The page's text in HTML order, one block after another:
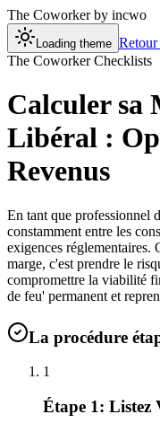
The Coworkerby incwo
Loading theme
The Coworker Checklists
Calculer sa
Libéral :
Revenus
En tant que professionnel
constamment entre les
exigences réglementaires.
marge, c'est prendre le
compromettre la viabilité
de feu' permanent et
La procédure
1
Étape 1: Listez